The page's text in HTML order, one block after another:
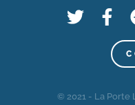
© 2021 - La Porte